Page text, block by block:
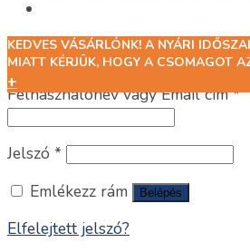
KEDVES VÁSÁRLÓNK! A NYÁRI
MIATT KÉRJÜK, HOGY A CSOMAGOT
+
Belépés
Felhasználónév vagy Email cím*
Jelszó *
Emlékezz rám
Belépés
Elfelejtett jelszó?